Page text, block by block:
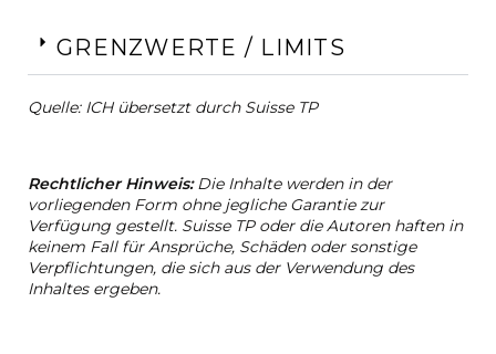
GRENZWERTE / LIMITS
Quelle: ICH übersetzt durch Suisse TP
Rechtlicher Hinweis:Die Inhalte werden in der
vorliegenden Form ohne jegliche Garantie zur
Verfügung gestellt. Suisse TP oder die Autoren haften in
keinem Fall für Ansprüche, Schäden oder sonstige
Verpflichtungen, die sich aus der Verwendung des
Inhaltes ergeben.